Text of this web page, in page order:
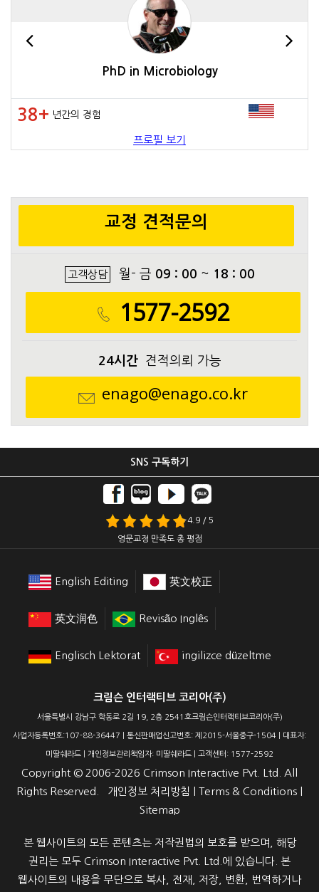
PhD in Microbiology
38+ 년간의 경험
프로필 보기
교정 견적문의
고객상담 월- 금 09 : 00 ~ 18 : 00
1577-2592
24시간견적의뢰 가능
enago@enago.co.kr
SNS 구독하기
4.9 / 5
영문교정 만족도 총 평점
English Editing 英文校正
英文润色 Revisão Inglês
Englisch Lektorat ingilizce düzeltme
크림슨 인터랙티브 코리아(주)
서울특별시 강남구 학동로 2길 19, 2층 2541호크림슨인터랙티브코리아(주)
사업자등록번호:107-88-36447 | 통신판매업신고번호: 제2015-서울중구-1504 | 대표자:
미딸쉐라드 | 개인정보관리책임자: 미딸쉐라드 | 고객센터: 1577-2592
Copyright © 2006-2026 Crimson Interactive Pvt. Ltd. All
Rights Reserved. 개인정보 처리방침 Terms & Conditions
Sitemap
본 웹사이트의 모든 콘텐츠는 저작권법의 보호를 받으며, 해당
권리는 모두 Crimson Interactive Pvt. Ltd.에 있습니다. 본
웹사이트의 내용을 무단으로 복사, 전재, 저장, 변환, 번역하거나